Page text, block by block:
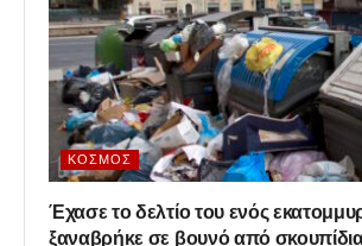
ΚΌΣΜΟΣ
Έχασε το δελτίο του ενός
ξαναβρήκε σε βουνό από